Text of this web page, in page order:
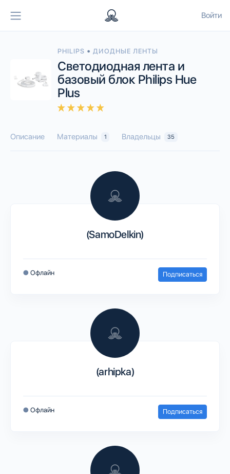
Войти
PHILIPS • ДИОДНЫЕ ЛЕНТЫ
Светодиодная лента и
базовый блок Philips Hue
Plus
Описание Материалы 1 Владельцы 35
(SamoDelkin)
● Офлайн Подписаться
(arhipka)
● Офлайн Подписаться